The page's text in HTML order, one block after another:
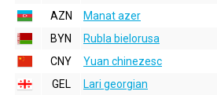
AZN
Manat azer
BYN
Rubla bielorusa
CNY
Yuan chinezesc
GEL
Lari georgian